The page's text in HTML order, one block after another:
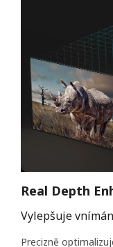
Real Depth
Vylepšuje
Precizně